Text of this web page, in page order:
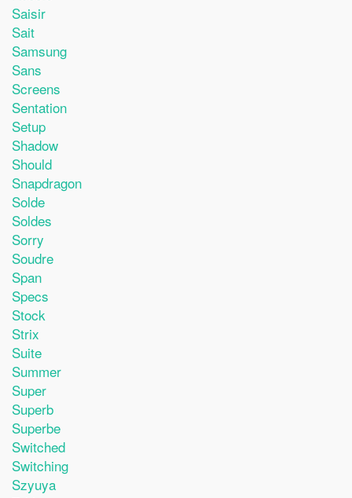
Saisir
Sait
Samsung
Sans
Screens
Sentation
Setup
Shadow
Should
Snapdragon
Solde
Soldes
Sorry
Soudre
Span
Specs
Stock
Strix
Suite
Summer
Super
Superb
Superbe
Switched
Switching
Szyuya